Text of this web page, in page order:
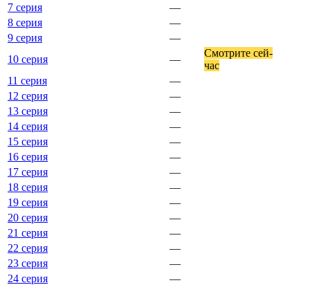
7 серия
—
8 серия
—
9 серия
—
10 серия
—
Смот­ри­те сей­
час
11 серия
—
12 серия
—
13 серия
—
14 серия
—
15 серия
—
16 серия
—
17 серия
—
18 серия
—
19 серия
—
20 серия
—
21 серия
—
22 серия
—
23 серия
—
24 серия
—